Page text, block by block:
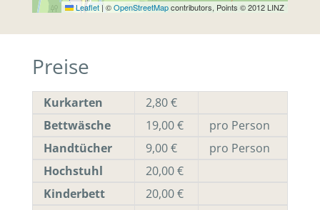
Leaflet |©OpenStreetMapcontributors, Points © 2012 LINZ
Preise
Kurkarten
2,80 €
Bettwäsche
19,00 €
pro Person
Handtücher
9,00 €
pro Person
Hochstuhl
20,00 €
Kinderbett
20,00 €